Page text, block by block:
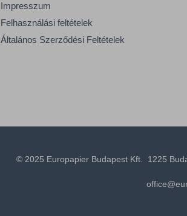
Impresszum
Felhasználási feltételek
Általános Szerződési Feltételek
© 2025 Europapier Budapest Kft. 1225